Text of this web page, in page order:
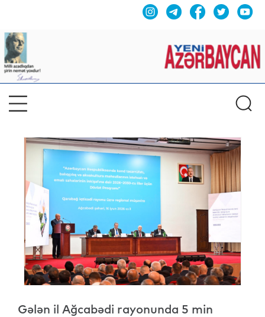
Gələn il Ağcabədi rayonunda 5 min